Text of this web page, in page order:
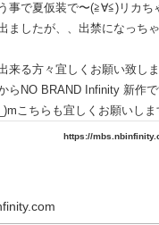
事で夏仮装で〜(≧∀≦)リカち
ましたが、、出禁になっち
来る方々宜しくお願い致し
らNO BRAND Infinity 新作
こちらも宜しくお願いし
https://